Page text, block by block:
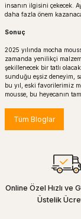
insanın ilgisini çekecek.
daha fazla önem
Sonuç
2025 yılında mocha
zamanda yenilikçi
şekillenecek bir tatlı
sunduğu eşsiz deneyim,
bu yıl, eski favorilerimiz
mousse, bu heyecanın
Tüm Bloglar
Online Özel Hızlı ve
Üstelik